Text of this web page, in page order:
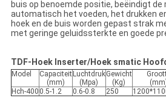
buis op benoemde positie, beëindigt de
automatisch het voeden, het drukken
hoek en de buis worden gepast strak
met geringe geluidssterkte en goede
TDF-Hoek Inserter/Hoek smatic
Model
Capaciteit
(mm)
Luchtdruk
(Mpa)
Gewicht
(Kg)
Hch-400 0.5-1.2 0.6-0.8 250